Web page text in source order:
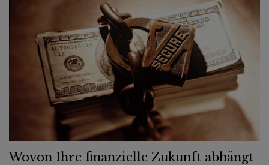
Wovon Ihre finanzielle Zukunft abhängt